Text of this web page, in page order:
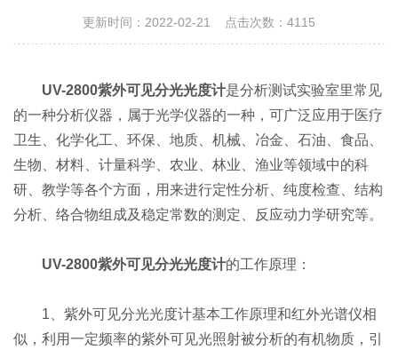
更新时间：2022-02-21 点击次数：4115
UV-2800紫外可见分光光度计是分析测试实验室里常见
的一种分析仪器，属于光学仪器的一种，可广泛应用于医疗
卫生、化学化工、环保、地质、机械、冶金、石油、食品、
生物、材料、计量科学、农业、林业、渔业等领域中的科
研、教学等各个方面，用来进行定性分析、纯度检查、结构
分析、络合物组成及稳定常数的测定、反应动力学研究等。
UV-2800紫外可见分光光度计的工作原理：
1、紫外可见分光光度计基本工作原理和红外光谱仪相
似，利用一定频率的紫外可见光照射被分析的有机物质，引